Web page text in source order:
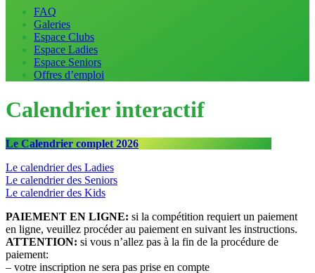
FAQ
Galeries
Espace Clubs
Espace Ladies
Espace Seniors
Offres d’emploi
Calendrier interactif
Le Calendrier complet 2026
Le calendrier des Ladies
Le calendrier des Seniors
Le calendrier des Kids
PAIEMENT EN LIGNE: si la compétition requiert un paiement
en ligne, veuillez procéder au paiement en suivant les instructions.
ATTENTION: si vous n’allez pas à la fin de la procédure de
paiement:
– votre inscription ne sera pas prise en compte